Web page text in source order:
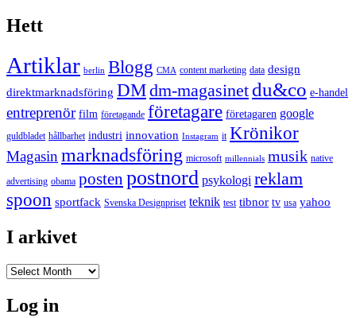
Hett
Artiklar berlin Blogg CMA content marketing data design
direktmarknadsföring DMdm-magasinet du&co e-handel
entreprenör film företagande företagare företagaren google
guldbladet hållbarhet industri innovation Instagram it Krönikor
Magasinmarknadsföring microsoft millennials musik native
advertising obama posten postnord psykologi reklam
spoon sportfack Svenska Designpriset teknik test tibnor tv usa yahoo
I arkivet
Log in